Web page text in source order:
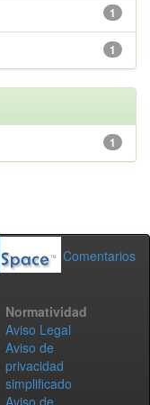
1
1
1
Comentarios
Normatividad
Aviso Legal
Aviso de
privacidad
simplificado
Aviso de